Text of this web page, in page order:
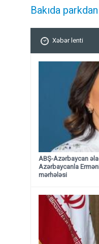
Bakıda
Xəbər lenti
ABŞ-Azərbaycan
Azərbaycanla
mərhələsi